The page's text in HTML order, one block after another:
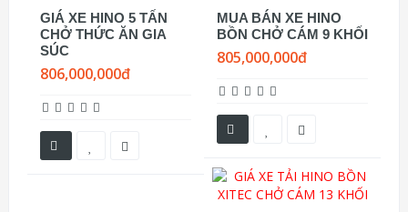
GIÁ XE HINO 5 TẤN
CHỞ THỨC ĂN GIA
SÚC
806,000,000đ
MUA BÁN XE HINO
BỒN CHỞ CÁM 9 KHỐI
805,000,000đ